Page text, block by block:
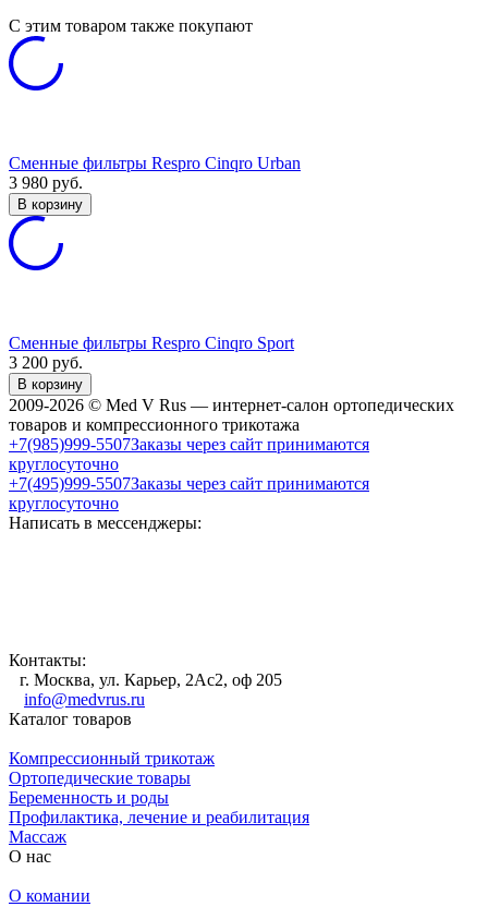
C этим товаром также покупают
Сменные фильтры Respro Cinqro Urban
3 980 руб.
В корзину
Сменные фильтры Respro Cinqro Sport
3 200 руб.
В корзину
2009-2026 © Med V Rus — интернет-салон ортопедических
товаров и компрессионного трикотажа
+7(985)999-5507Заказы через сайт принимаются
круглосуточно
+7(495)999-5507Заказы через сайт принимаются
круглосуточно
Написать в мессенджеры:
Контакты:
г. Москва, ул. Карьер, 2Ас2, оф 205
info@medvrus.ru
Каталог товаров
Компрессионный трикотаж
Ортопедические товары
Беременность и роды
Профилактика, лечение и реабилитация
Массаж
О нас
О комании